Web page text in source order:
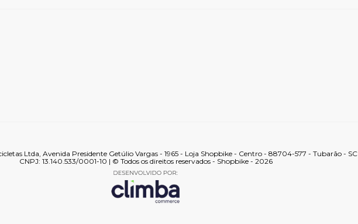
Ltda, Avenida Presidente Getúlio Vargas - 1965 - Loja Shopbike - Centro - 88704-577 - Tubarão - SC
CNPJ: 13.140.533/0001-10 | © Todos os direitos reservados - Shopbike - 2026